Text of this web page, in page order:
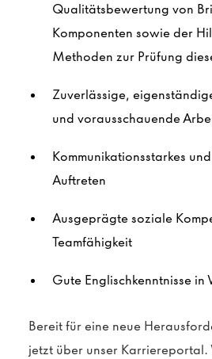
Qualitätsbewertung von
Komponenten sowie der
Methoden zur Prüfung
Zuverlässige,
und vorausschauende
Kommunikationsstarkes
Auftreten
Ausgeprägte soziale
Teamfähigkeit
Gute Englischkenntnisse in
Bereit für eine neue
jetzt über unser Karriereportal.